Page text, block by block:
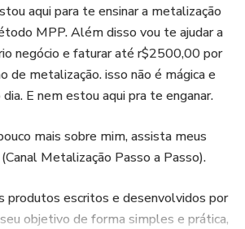
aqui para te ensinar a metalização
MPP. Além disso vou te ajudar a
negócio e faturar até r$2500,00 por
de metalização. isso não é mágica e
E nem estou aqui pra te enganar.
mais sobre mim, assista meus
Metalização Passo a Passo).
produtos escritos e desenvolvidos por
objetivo de forma simples e prática,